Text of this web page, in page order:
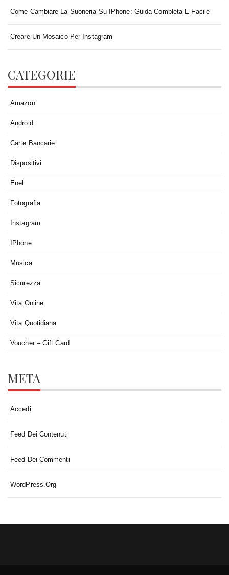
Come Cambiare La Suoneria Su IPhone: Guida Completa E Facile
Creare Un Mosaico Per Instagram
CATEGORIE
Amazon
Android
Carte Bancarie
Dispositivi
Enel
Fotografia
Instagram
IPhone
Musica
Sicurezza
Vita Online
Vita Quotidiana
Voucher – Gift Card
META
Accedi
Feed Dei Contenuti
Feed Dei Commenti
WordPress.org